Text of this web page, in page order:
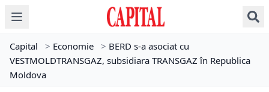
Capital > Economie > BERD s-a asociat cu
VESTMOLDTRANSGAZ, subsidiara TRANSGAZ în Republica
Moldova